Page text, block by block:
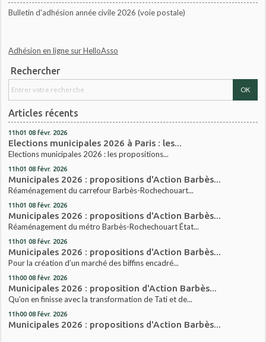
Bulletin d'adhésion année civile 2026 (voie postale)
Adhésion en ligne sur HelloAsso
Rechercher
Articles récents
11h01 08 févr. 2026
Elections municipales 2026 à Paris : les...
Elections municipales 2026 : les propositions...
11h01 08 févr. 2026
Municipales 2026 : propositions d'Action Barbès...
Réaménagement du carrefour Barbès-Rochechouart...
11h01 08 févr. 2026
Municipales 2026 : propositions d'Action Barbès...
Réaménagement du métro Barbès-Rochechouart État...
11h01 08 févr. 2026
Municipales 2026 : propositions d'Action Barbès...
Pour la création d’un marché des biffins encadré...
11h00 08 févr. 2026
Municipales 2026 : proposition d'Action Barbès...
Qu’on en finisse avec la transformation de Tati et de...
11h00 08 févr. 2026
Municipales 2026 : propositions d'Action Barbès...